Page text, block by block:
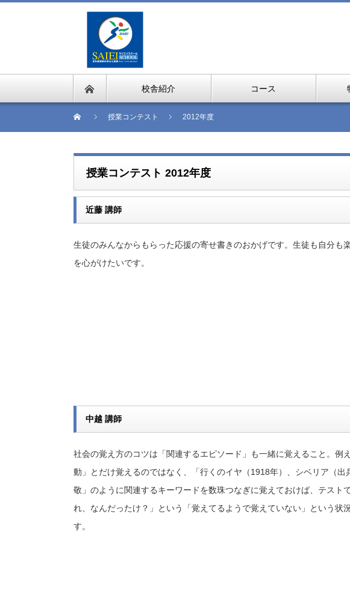
校舎紹介 コース
授業コンテスト 2012年度
授業コンテスト 2012年度
近藤 講師
生徒のみんなからもらった応援の寄せ書きのおかげです。生徒も自分も
を心がけたいです。
中越 講師
社会の覚え方のコツは「関連するエピソード」も一緒に覚えること。例
動」とだけ覚えるのではなく、「行くのイヤ（1918年）、シベリア（出
敬」のように関連するキーワードを数珠つなぎに覚えておけば、テスト
れ、なんだったけ？」という「覚えてるようで覚えていない」という状
す。